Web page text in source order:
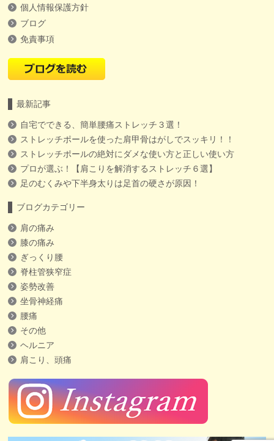
個人情報保護方針
ブログ
免責事項
最新記事
自宅でできる、簡単腰痛ストレッチ３選！
ストレッチポールを使った肩甲骨はがしでスッキリ！！
ストレッチポールの絶対にダメな使い方と正しい使い方
プロが選ぶ！【肩こりを解消するストレッチ６選】
足のむくみや下半身太りは足首の硬さが原因！
ブログカテゴリー
肩の痛み
膝の痛み
ぎっくり腰
脊柱管狭窄症
姿勢改善
坐骨神経痛
腰痛
その他
ヘルニア
肩こり、頭痛